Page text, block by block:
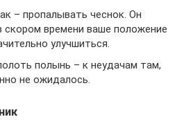
– пропалывать чеснок. Он
скором времени ваше положение
улучшиться.
полынь – к неудачам там,
не ожидалось.